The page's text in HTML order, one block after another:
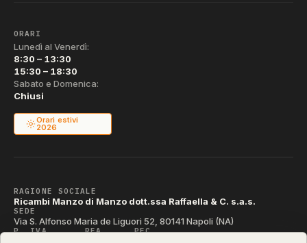
ORARI
Lunedì al Venerdì:
8:30 – 13:30
15:30 – 18:30
Sabato e Domenica:
Chiusi
Orari estivi
2026
RAGIONE SOCIALE
Ricambi Manzo di Manzo dott.ssa Raffaella & C. s.a.s.
SEDE
Via S. Alfonso Maria de Liguori 52, 80141 Napoli (NA)
P. IVA REA PEC